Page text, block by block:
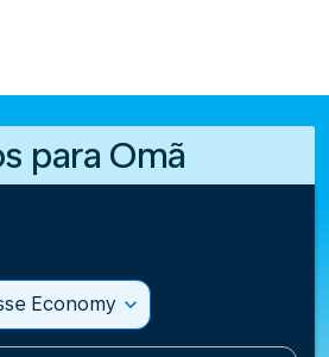
para Omã
Economy expand_more